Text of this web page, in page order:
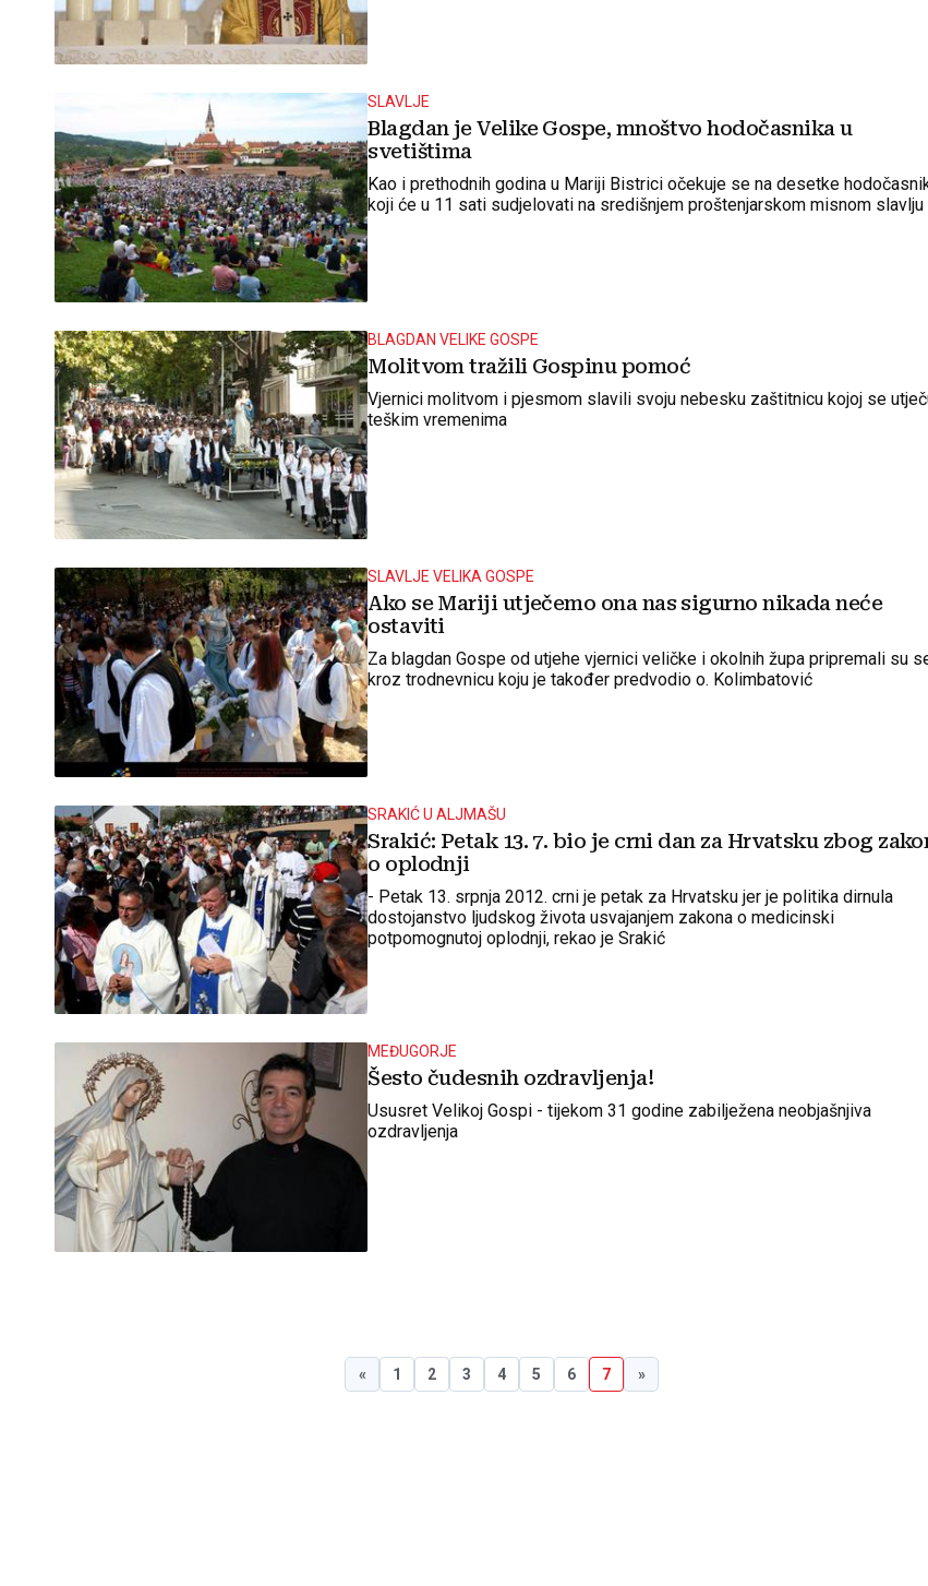
SLAVLJE
Blagdan je Velike Gospe, mnoštvo hodočasnika u
svetištima
Kao i prethodnih godina u Mariji Bistrici očekuje se na desetke
koji će u 11 sati sudjelovati na središnjem proštenjarskom misnom slavlju
BLAGDAN VELIKE GOSPE
Molitvom tražili Gospinu pomoć
Vjernici molitvom i pjesmom slavili svoju nebesku zaštitnicu kojoj se
teškim vremenima
SLAVLJE VELIKA GOSPE
Ako se Mariji utječemo ona nas sigurno nikada neće
ostaviti
Za blagdan Gospe od utjehe vjernici veličke i okolnih župa pripremali su
kroz trodnevnicu koju je također predvodio o. Kolimbatović
SRAKIĆ U ALJMAŠU
Srakić: Petak 13. 7. bio je crni dan za Hrvatsku zbog
o oplodnji
- Petak 13. srpnja 2012. crni je petak za Hrvatsku jer je politika dirnula
dostojanstvo ljudskog života usvajanjem zakona o medicinski
potpomognutoj oplodnji, rekao je Srakić
MEĐUGORJE
Šesto čudesnih ozdravljenja!
Ususret Velikoj Gospi - tijekom 31 godine zabilježena neobjašnjiva
ozdravljenja
« 1 2 3 4 5 6 7 »